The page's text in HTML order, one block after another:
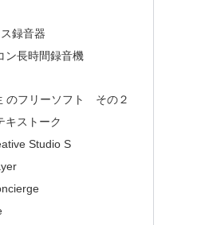
録音器
ン長時間録音機
のフリーソフト その２
キストーク
Studio S